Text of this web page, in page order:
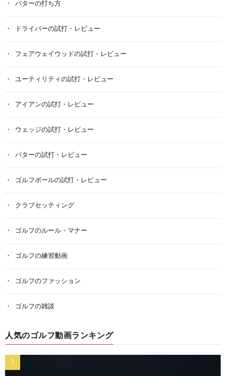
パターの打ち方
ドライバーの試打・レビュー
フェアウェイウッドの試打・レビュー
ユーティリティの試打・レビュー
アイアンの試打・レビュー
ウェッジの試打・レビュー
パターの試打・レビュー
ゴルフボールの試打・レビュー
クラブセッティング
ゴルフのルール・マナー
ゴルフの練習動画
ゴルフのファッション
ゴルフの雑談
人気のゴルフ動画ランキング